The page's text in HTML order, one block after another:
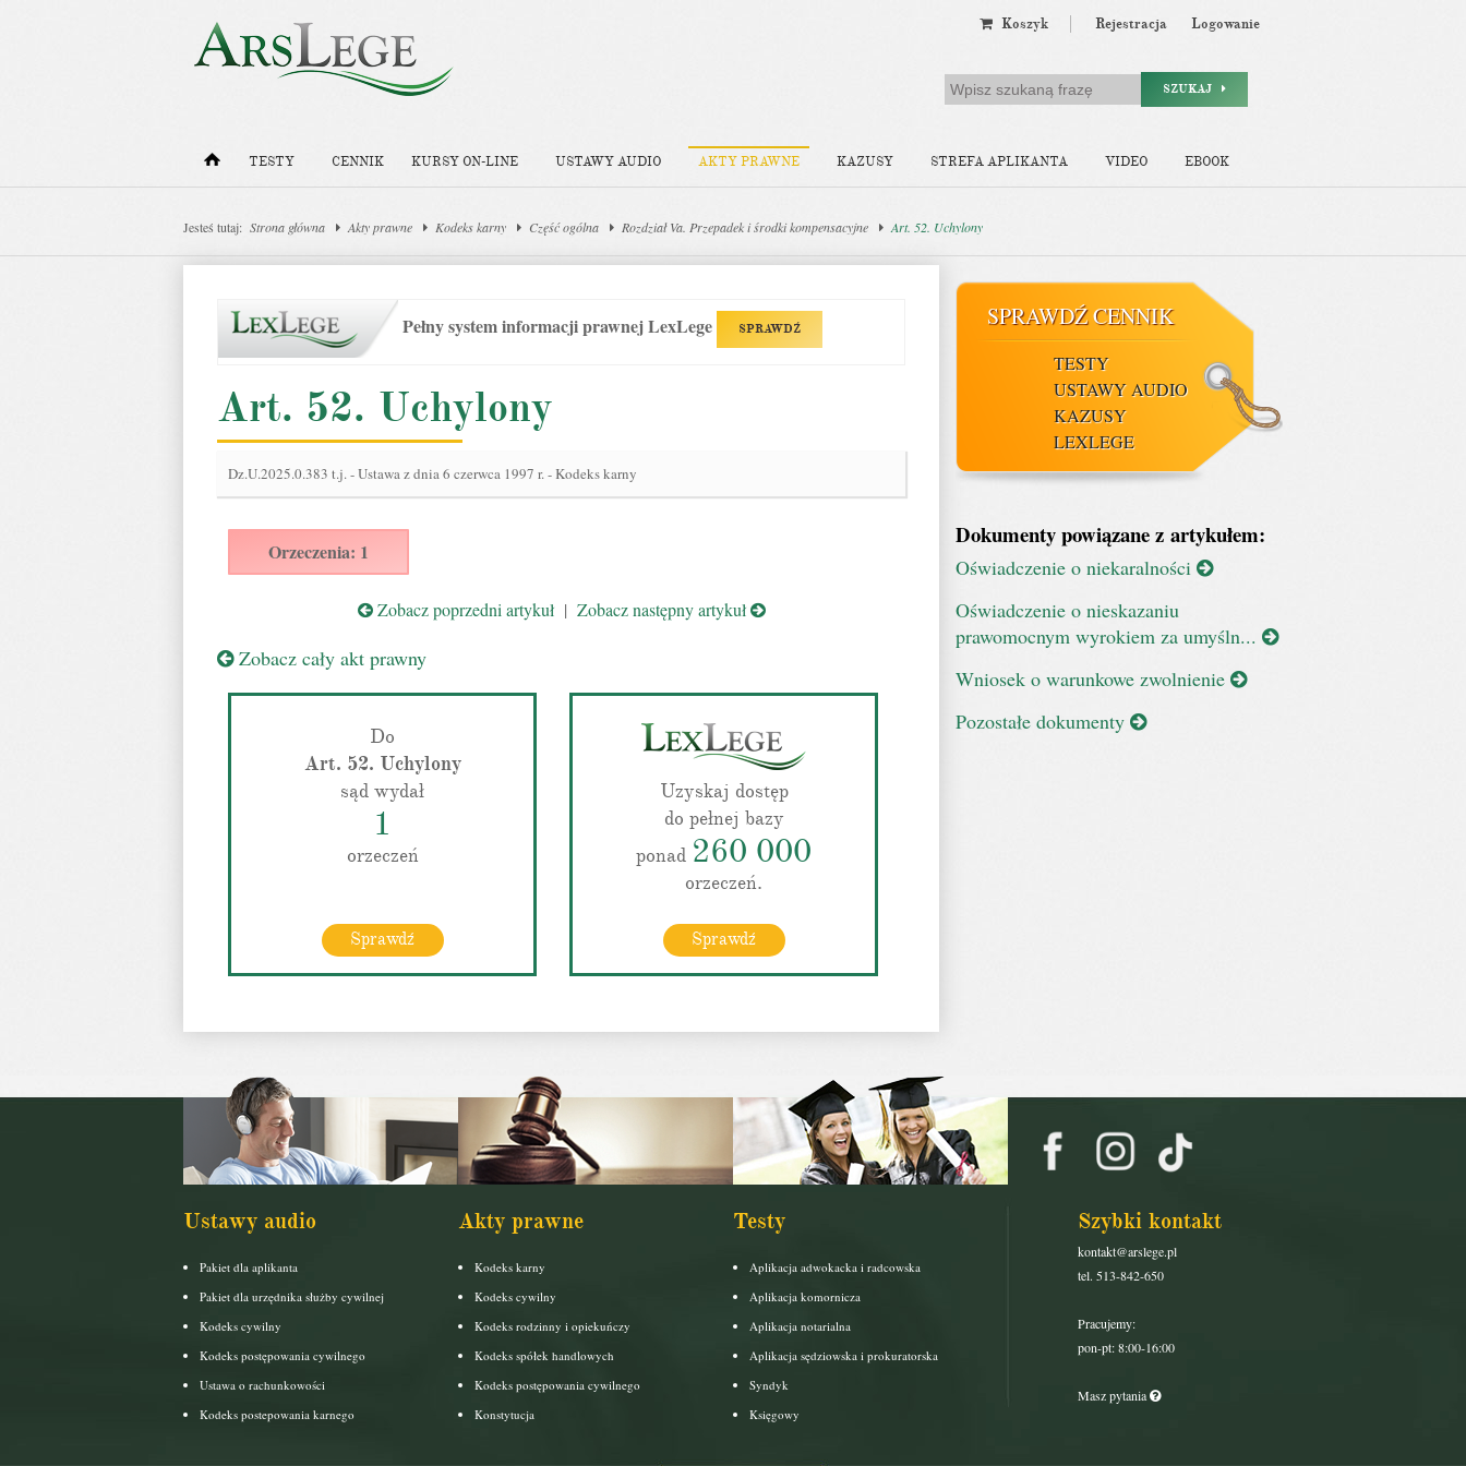
Koszyk Rejestracja Logowanie
SZUKAJ
TESTY CENNIK KURSY ON-LINE USTAWY AUDIO AKTY PRAWNE KAZUSY STREFA APLIKANTA VIDEO EBOOK
Jesteś tutaj: Strona główna Akty prawne Kodeks karny Część ogólna Rozdział Va. Przepadek i środki kompensacyjne Art. 52. Uchylony
Pełny system informacji prawnej LexLege SPRAWDŹ
Art. 52. Uchylony
Dz.U.2025.0.383 t.j.-Ustawa z dnia 6 czerwca 1997 r. - Kodeks karny
Orzeczenia: 1
Zobacz poprzedni artykuł| Zobacz następny artykuł
Zobacz cały akt prawny
Do
Art. 52. Uchylony
sąd wydał
1
orzeczeń
Sprawdź
Uzyskaj dostęp
do pełnej bazy
ponad 260 000
orzeczeń.
Sprawdź
SPRAWDŹ CENNIK
TESTY
USTAWY AUDIO
KAZUSY
LEXLEGE
Dokumenty powiązane z artykułem:
Oświadczenie o niekaralności
Oświadczenie o nieskazaniu
prawomocnym wyrokiem za umyśln...
Wniosek o warunkowe zwolnienie
Pozostałe dokumenty
Ustawy audio
Pakiet dla aplikanta
Pakiet dla urzędnika służby cywilnej
Kodeks cywilny
Kodeks postępowania cywilnego
Ustawa o rachunkowości
Kodeks postepowania karnego
Akty prawne
Kodeks karny
Kodeks cywilny
Kodeks rodzinny i opiekuńczy
Kodeks spółek handlowych
Kodeks postępowania cywilnego
Konstytucja
Testy
Aplikacja adwokacka i radcowska
Aplikacja komornicza
Aplikacja notarialna
Aplikacja sędziowska i prokuratorska
Syndyk
Księgowy
Szybki kontakt
kontakt@arslege.pl
tel. 513-842-650
Pracujemy:
pon-pt: 8:00-16:00
Masz pytania